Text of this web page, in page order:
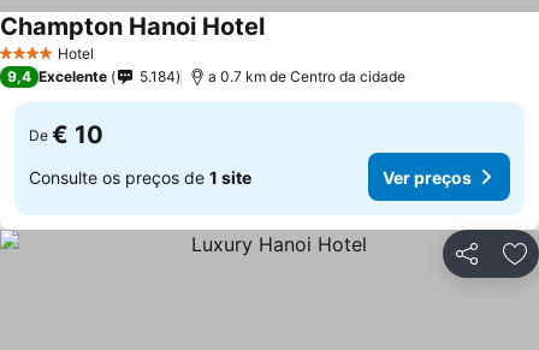
4 EstrelasHotel
Champton Hanoi HotelVer preços
9,4 Excelente 5.184 a 0.7 km de Centro da cidade
De € 10
Consulte os preços de 1 site Ver preços
Partilhar